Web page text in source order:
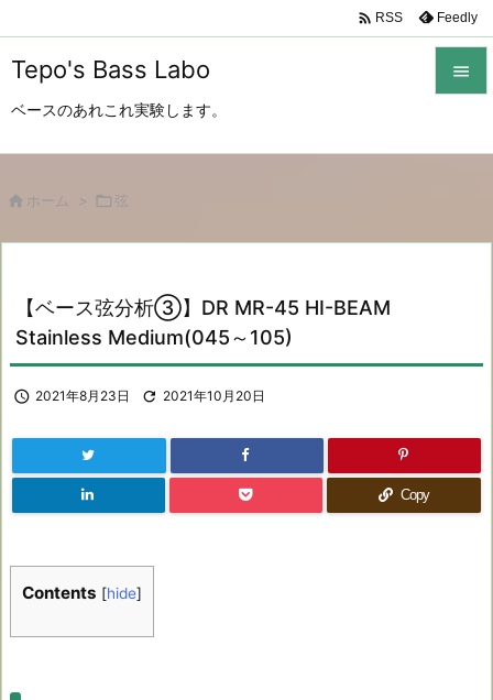
Tepo's Bass Labo
ベースのあれこれ実験します。

検索
 RSS Feedly
 ホーム >  弦
【ベース弦分析③】DR MR-45 HI-BEAM
Stainless Medium(045～105)
 2021年8月23日  2021年10月20日
Copy
Contents [hide]